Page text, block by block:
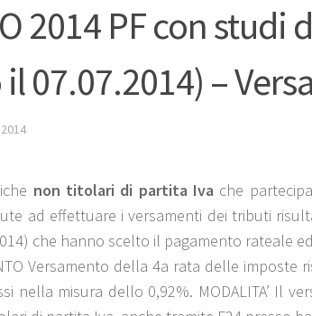
2014 PF con studi
07.07.2014) –
non titolari di partita Iva che
ad effettuare i versamenti dei tributi
che hanno scelto il pagamento rateale
Versamento della 4a rata delle
nella misura dello 0,92%. MODALITA’ Il